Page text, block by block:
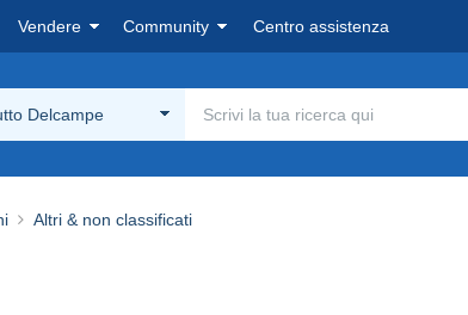
Vendere Community Centro assistenza
Delcampe
Altri & non classificati